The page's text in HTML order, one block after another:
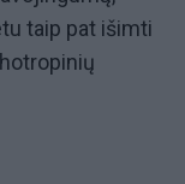
taip pat išimti